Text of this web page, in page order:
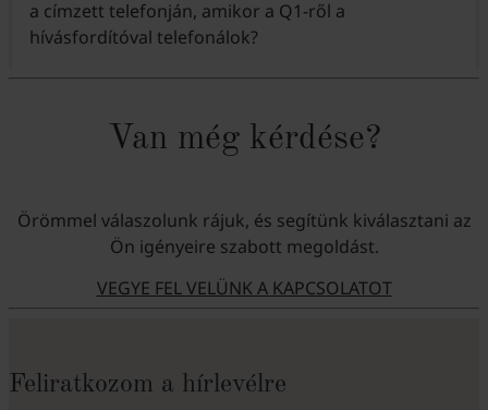
a címzett telefonján, amikor a Q1-ről a
hívásfordítóval telefonálok?
Van még kérdése?
Örömmel válaszolunk rájuk, és segítünk kiválasztani az
Ön igényeire szabott megoldást.
VEGYE FEL VELÜNK A KAPCSOLATOT
Feliratkozom a hírlevélre